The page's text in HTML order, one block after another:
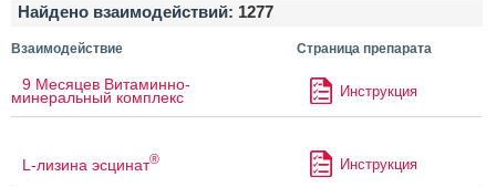
Найдено взаимодействий: 1277
Взаимодействие Страница препарата
9 Месяцев Витаминно-
минеральный комплекс Инструкция
L-лизина эсцинат® Инструкция